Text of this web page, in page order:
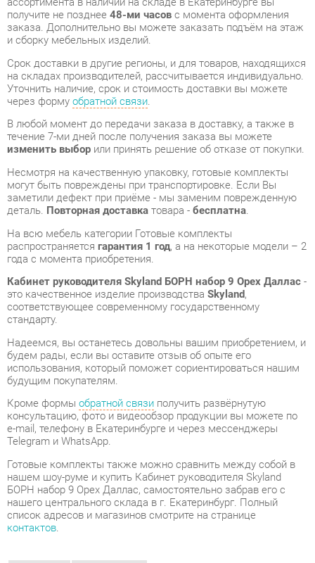
Срок доставки в другие регионы, и для товаров, находящихся
на складах производителей, рассчитывается индивидуально.
Уточнить наличие, срок и стоимость доставки вы можете
через формуобратной связи.
В любой момент до передачи заказа в доставку, а также в
течение 7-ми дней после получения заказа вы можете
изменить выборили принять решение об отказе от покупки.
Несмотря на качественную упаковку, готовые комплекты
могут быть повреждены при транспортировке. Если Вы
заметили дефект при приёме - мы заменим поврежденную
деталь.Повторная доставкатовара -бесплатна.
На всю мебель категории Готовые комплекты
распространяетсягарантия 1 год, а на некоторые модели – 2
года с момента приобретения.
Кабинет руководителя Skyland БОРН набор 9 Орех Даллас
это качественное изделие производстваSkyland
соответствующее современному государственному
стандарту.
Надеемся, вы останетесь довольны вашим приобретением, и
будем рады, если вы оставите отзыв об опыте его
использования, который поможет сориентироваться нашим
будущим покупателям.
консультацию, фото и видеообзор продукции вы можете по
e-mail, телефону в Екатеринбурге и через мессенджеры
Telegram и WhatsApp.
нашем шоу-руме и купить Кабинет руководителя Skyland
БОРН набор 9 Орех Даллас, самостоятельно забрав его с
нашего центрального склада в г. Екатеринбург. Полный
список адресов и магазинов смотрите на странице
Материал
Лдсп
Цвет
Орех даллас